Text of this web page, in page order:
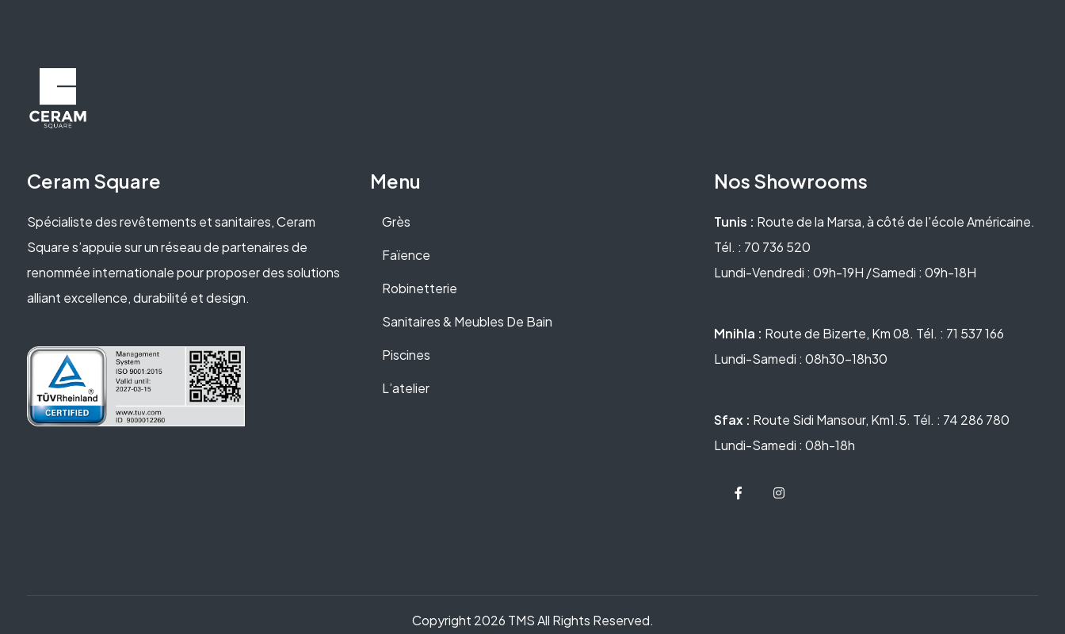
Ceram Square
Spécialiste des revêtements et sanitaires, Ceram
Square s’appuie sur un réseau de partenaires de
renommée internationale pour proposer des solutions
alliant excellence, durabilité et design.
Menu
Grès
Faïence
Robinetterie
Sanitaires & Meubles De Bain
Piscines
L’atelier
Nos Showrooms
Tunis : Route de la Marsa, à côté de l'école Américaine.
Tél. : 70 736 520
Lundi-Vendredi : 09h-19H /Samedi : 09h-18H
Mnihla : Route de Bizerte, Km 08. Tél. : 71 537 166
Lundi-Samedi : 08h30-18h30
Sfax : Route Sidi Mansour, Km1.5. Tél. : 74 286 780
Lundi-Samedi : 08h-18h
Copyright 2026 TMS All Rights Reserved.